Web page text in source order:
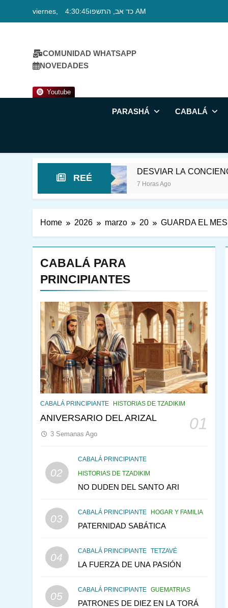
viernes, כד אב, התשפו 4:30:46 AM
COMUNIDAD WHATSAPP
NOVEDADES
Youtube
PARASHÁ CABALÁ
REÉ
DESVIAR LA CONCIENCIA DE LA
7 Horas Ago
Home 2026 marzo 20 GUARDA EL
CABALÁ PARA
PRINCIPIANTES
CABALÁ PRINCIPIANTE HISTORIAS DE TZADIKIM
ANIVERSARIO DEL ARIZAL 01
3 Semanas Ago
02
CABALÁ PRINCIPIANTE
HISTORIAS DE TZADIKIM
NO DUDEN DEL SANTO ARI
03
CABALÁ PRINCIPIANTE HOGAR Y FAMILIA
PATERNIDAD SABÁTICA
04
CABALÁ PRINCIPIANTE TETZAVÉ
LA FUERZA DE UNA PASIÓN
05
CABALÁ PRINCIPIANTE GUEMATRIAS
PATRONES DE DIEZ EN LA TORÁ
144
¿QUIÉN ES SABIO? EL
QUE VE LO QUE VA A
PENSAMIENTO JUDÍO
CONSEJO DE LOS
PADRES
PENSAMIENTO JUDÍO
DEL TEMPLO Y LA
ALEGRÍA EN MEDIO DE
MES DE MENAJEM AV
147
VEAMOS ¿POR QUÉ
DE LAS MUJERES
PENSAMIENTO JUDÍO